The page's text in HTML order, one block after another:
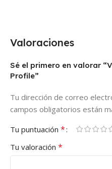
Valoraciones
Sé el primero en valorar
Profile”
Tu dirección de correo
campos obligatorios están
Tu puntuación *
Tu valoración *